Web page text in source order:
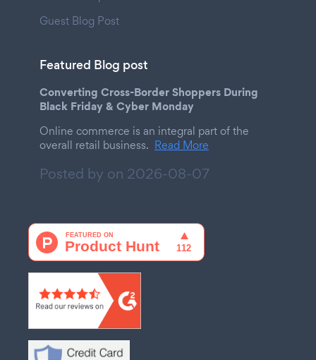
Guest Blog Post
Featured Blog post
Converting Cross-Border Shoppers During
Black Friday & Cyber Monday
Online commerce is an integral part of the
overall retail business. Read More
Posted by on 2026-08-07